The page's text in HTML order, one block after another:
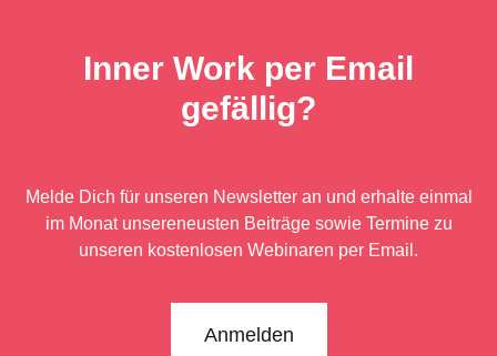
Inner Work per Email
gefällig?
Melde Dich für unseren Newsletter an und erhalte einmal
im Monat unsereneusten Beiträge sowie Termine zu
unseren kostenlosen Webinaren per Email.
Anmelden